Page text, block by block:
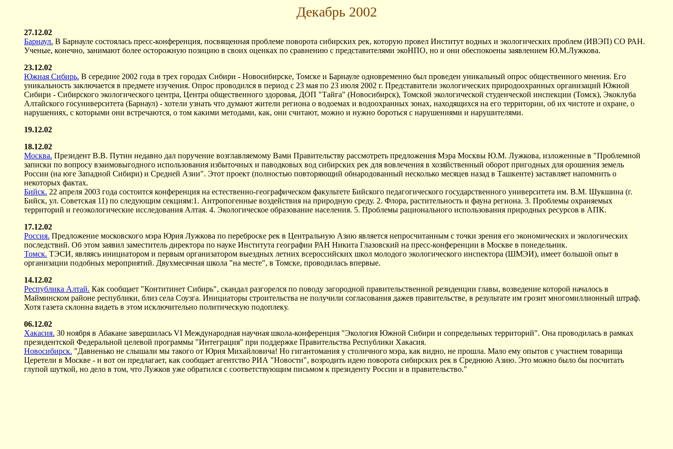
Декабрь 2002
27.12.02
Барнаул. В Барнауле состоялась пресс-конференция, посвященная проблеме поворота сибирских рек, которую провел Институт водных и экологических проблем (ИВЭП) СО РАН.
Ученые, конечно, занимают более осторожную позицию в своих оценках по сравнению с представителями экоНПО, но и они обеспокоены заявлением Ю.М.Лужкова.
23.12.02
Южная Сибирь. В середине 2002 года в трех городах Сибири - Новосибирске, Томске и Барнауле одновременно был проведен уникальный опрос общественного мнения. Его
уникальность заключается в предмете изучения. Опрос проводился в период с 23 мая по 23 июля 2002 г. Представители экологических природоохранных организаций Южной
Сибири - Сибирского экологического центра, Центра общественного здоровья, ДОП "Тайга" (Новосибирск), Томской экологической студенческой инспекции (Томск), Экоклуба
Алтайского госуниверситета (Барнаул) - хотели узнать что думают жители региона о водоемах и водоохранных зонах, находящихся на его территории, об их чистоте и охране, о
нарушениях, с которыми они встречаются, о том какими методами, как, они считают, можно и нужно бороться с нарушениями и нарушителями.
19.12.02
18.12.02
Москва. Президент В.В. Путин недавно дал поручение возглавляемому Вами Правительству рассмотреть предложения Мэра Москвы Ю.М. Лужкова, изложенные в "Проблемной
записки по вопросу взаимовыгодного использования избыточных и паводковых вод сибирских рек для вовлечения в хозяйственный оборот пригодных для орошения земель
России (на юге Западной Сибири) и Средней Азии". Этот проект (полностью повторяющий обнародованный несколько месяцев назад в Ташкенте) заставляет напомнить о
некоторых фактах.
Бийск. 22 апреля 2003 года состоится конференция на естественно-географическом факультете Бийского педагогического государственного университета им. В.М. Шукшина (г.
Бийск, ул. Советская 11) по следующим секциям:1. Антропогенные воздействия на природную среду. 2. Флора, растительность и фауна региона. 3. Проблемы охраняемых
территорий и геоэкологические исследования Алтая. 4. Экологическое образование населения. 5. Проблемы рационального использования природных ресурсов в АПК.
17.12.02
Россия. Предложение московского мэра Юрия Лужкова по переброске рек в Центральную Азию является непросчитанным с точки зрения его экономических и экологических
последствий. Об этом заявил заместитель директора по науке Института географии РАН Никита Глазовский на пресс-конференции в Москве в понедельник.
Томск. ТЭСИ, являясь инициатором и первым организатором выездных летних всероссийских школ молодого экологического инспектора (ШМЭИ), имеет большой опыт в
организации подобных мероприятий. Двухмесячная школа "на месте", в Томске, проводилась впервые.
14.12.02
Республика Алтай. Как сообщает "Контитинет Сибирь", скандал разгорелся по поводу загородной правительственной резиденции главы, возведение которой началось в
Майминском районе республики, близ села Соузга. Инициаторы строительства не получили согласования дажев правительстве, в результате им грозит многомиллионный штраф.
Хотя газета склонна видеть в этом исключительно политическую подоплеку.
06.12.02
Хакасия. 30 ноября в Абакане завершилась VI Международная научная школа-конференция "Экология Южной Сибири и сопредельных территорий". Она проводилась в рамках
президентской Федеральной целевой программы "Интеграция" при поддержке Правительства Республики Хакасия.
Новосибирск. "Давненько не слышали мы такого от Юрия Михайловича! Но гигантомания у столичного мэра, как видно, не прошла. Мало ему опытов с участием товарища
Церетели в Москве - и вот он предлагает, как сообщает агентство РИА "Новости", возродить идею поворота сибирских рек в Среднюю Азию. Это можно было бы посчитать
глупой шуткой, но дело в том, что Лужков уже обратился с соответствующим письмом к президенту России и в правительство."